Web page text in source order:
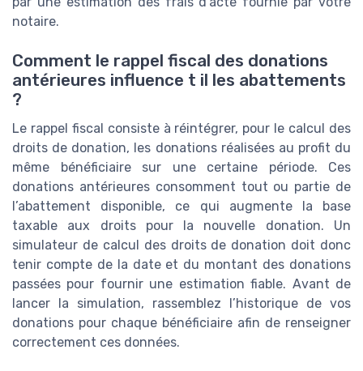
notaire.
Comment le rappel fiscal des donations
antérieures influence t il les abattements
?
Le rappel fiscal consiste à réintégrer, pour le calcul des
droits de donation, les donations réalisées au profit du
même bénéficiaire sur une certaine période. Ces
donations antérieures consomment tout ou partie de
l’abattement disponible, ce qui augmente la base
taxable aux droits pour la nouvelle donation. Un
simulateur de calcul des droits de donation doit donc
tenir compte de la date et du montant des donations
passées pour fournir une estimation fiable. Avant de
lancer la simulation, rassemblez l’historique de vos
donations pour chaque bénéficiaire afin de renseigner
correctement ces données.